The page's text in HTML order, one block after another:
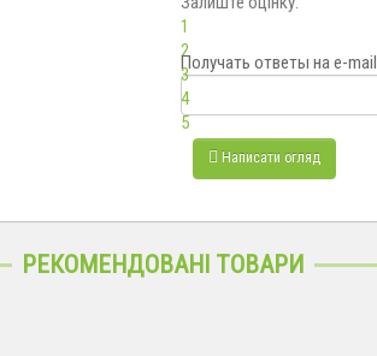
1
2
3
4
5
Получать ответы на e-mail
Написати огляд
РЕКОМЕНДОВАНІ ТОВАРИ